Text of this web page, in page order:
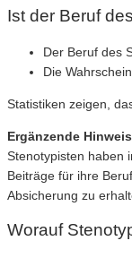
Ist der Beruf
Der Beruf des
Die
Statistiken zeigen,
Ergänzende
Stenotypisten haben
Beiträge für ihre
Absicherung zu
Worauf